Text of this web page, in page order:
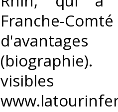
Franche-
d'avantages